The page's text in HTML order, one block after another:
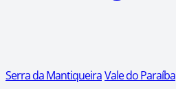
Serra da MantiqueiraVale do Paraíba